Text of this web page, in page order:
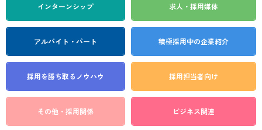
インターンシップ 求人・採用媒体
アルバイト・パート 積極採用中の企業紹介
採用を勝ち取る ノウハウ 採用担当者向け
その他・採用関係 ビジネス関連